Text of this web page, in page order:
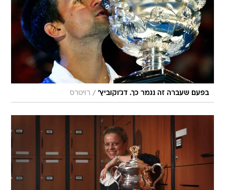
בפעם שעברה זה נגמר כך. דג'וקוביץ' / רויטרס